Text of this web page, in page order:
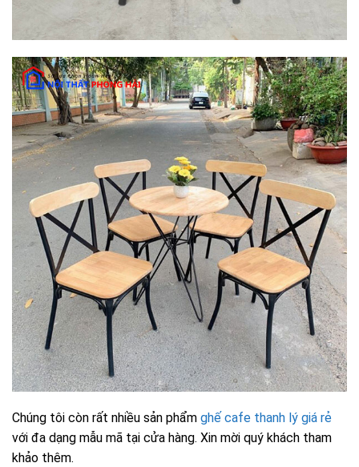
Chúng tôi còn rất nhiều sản phẩm ghế cafe thanh lý giá rẻ
với đa dạng mẫu mã tại cửa hàng. Xin mời quý khách tham
khảo thêm.